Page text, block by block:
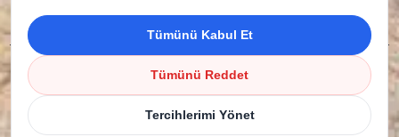
Copyright © 2026 Flexystone. Tüm Hakları
Saklıdır.
Tümünü Kabul Et
Tümünü Reddet
Tercihlerimi Yönet